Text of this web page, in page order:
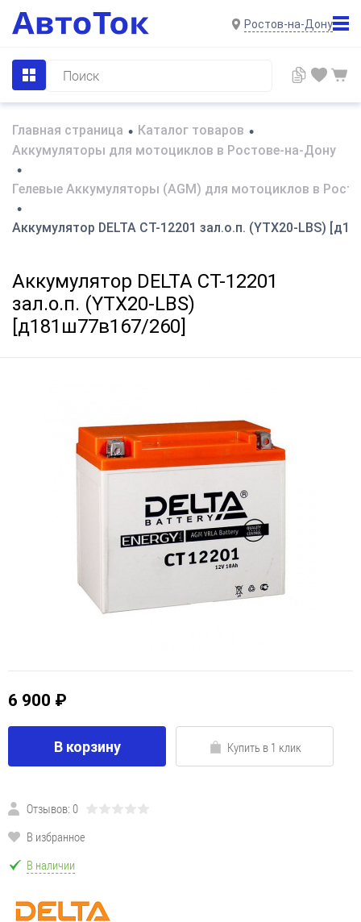
Ростов-на-Дону
Главная страница • Каталог товаров •
Аккумуляторы для мотоциклов в Ростове-на-Дону
•
Гелевые Аккумуляторы (AGM) для мотоциклов в
•
Аккумулятор DELTA СТ-12201 зал.о.п. (YTX20-LBS)
Аккумулятор DELTA СТ-12201
зал.о.п. (YTX20-LBS)
[д181ш77в167/260]
6 900 ₽
В корзину Купить в 1 клик
Отзывов: 0
В избранное
В наличии